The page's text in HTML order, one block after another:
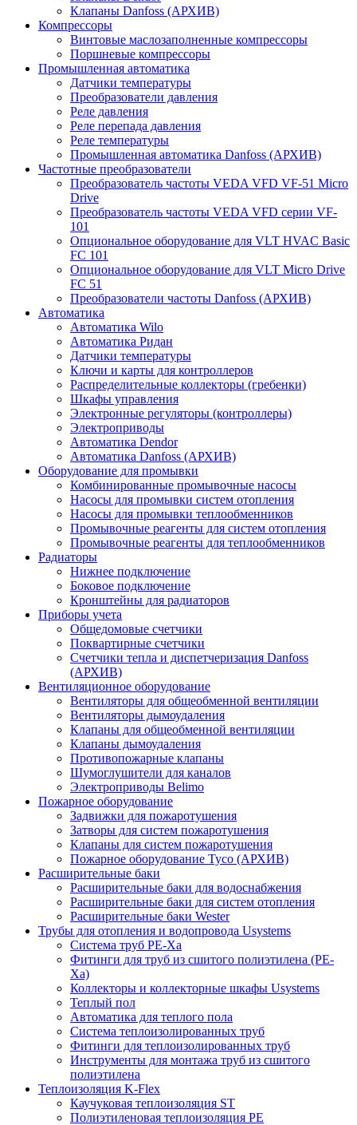
Клапаны Danfoss (АРХИВ)
Компрессоры
Винтовые маслозаполненные компрессоры
Поршневые компрессоры
Промышленная автоматика
Датчики температуры
Преобразователи давления
Реле давления
Реле перепада давления
Реле температуры
Промышленная автоматика Danfoss (АРХИВ)
Частотные преобразователи
Преобразователь частоты VEDA VFD VF-51 Micro
Drive
Преобразователь частоты VEDA VFD серии VF-
101
Опциональное оборудование для VLT HVAC Basic
FC 101
Опциональное оборудование для VLT Micro Drive
FC 51
Преобразователи частоты Danfoss (АРХИВ)
Автоматика
Автоматика Wilo
Автоматика Ридан
Датчики температуры
Ключи и карты для контроллеров
Распределительные коллекторы (гребенки)
Шкафы управления
Электронные регуляторы (контроллеры)
Электроприводы
Автоматика Dendor
Автоматика Danfoss (АРХИВ)
Оборудование для промывки
Комбинированные промывочные насосы
Насосы для промывки систем отопления
Насосы для промывки теплообменников
Промывочные реагенты для систем отопления
Промывочные реагенты для теплообменников
Радиаторы
Нижнее подключение
Боковое подключение
Кронштейны для радиаторов
Приборы учета
Общедомовые счетчики
Поквартирные счетчики
Счетчики тепла и диспетчеризация Danfoss
(АРХИВ)
Вентиляционное оборудование
Вентиляторы для общеобменной вентиляции
Вентиляторы дымоудаления
Клапаны для общеобменной вентиляции
Клапаны дымоудаления
Противопожарные клапаны
Шумоглушители для каналов
Электроприводы Belimo
Пожарное оборудование
Задвижки для пожаротушения
Затворы для систем пожаротушения
Клапаны для систем пожаротушения
Пожарное оборудование Tyco (АРХИВ)
Расширительные баки
Расширительные баки для водоснабжения
Расширительные баки для систем отопления
Расширительные баки Wester
Трубы для отопления и водопровода Usystems
Система труб PE-Xa
Фитинги для труб из сшитого полиэтилена (PE-
Xa)
Коллекторы и коллекторные шкафы Usystems
Теплый пол
Автоматика для теплого пола
Система теплоизолированных труб
Фитинги для теплоизолированных труб
Инструменты для монтажа труб из сшитого
полиэтилена
Теплоизоляция K-Flex
Каучуковая теплоизоляция ST
Полиэтиленовая теплоизоляция PE